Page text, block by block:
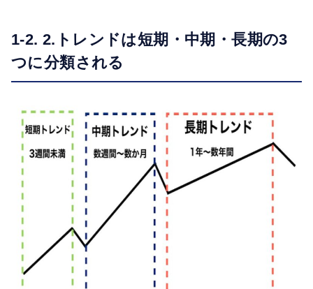
1-2. 2.トレンドは短期・中期・長期の3
つに分類される